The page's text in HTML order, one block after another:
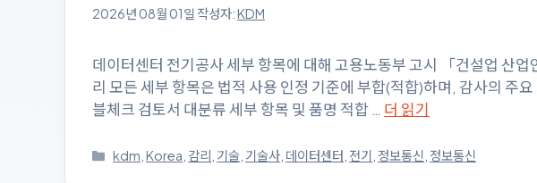
2026년 08월 01일 작성자:KDM
데이터센터 전기공사 세부 항목에 대해 고용노동부 고시 「건설업 산
리 모든 세부 항목은 법적 사용 인정 기준에 부합(적합)하며, 감사의 주
블체크 검토서 대분류 세부 항목 및 품명 적합 … 더 읽기
카
kdm ,Korea 감리 기술 기술사 데이터센터 전기 정보통신 정보통신